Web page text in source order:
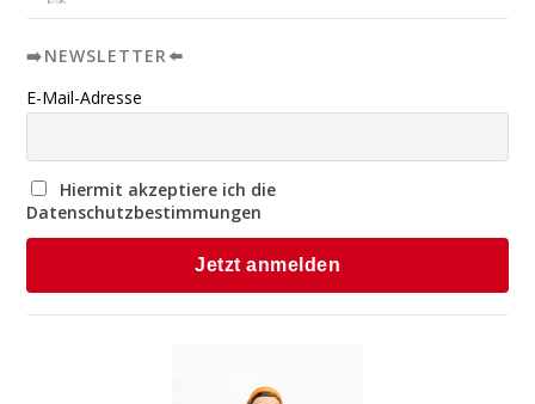
➡️NEWSLETTER⬅️
E-Mail-Adresse
Hiermit akzeptiere ich die
Datenschutzbestimmungen